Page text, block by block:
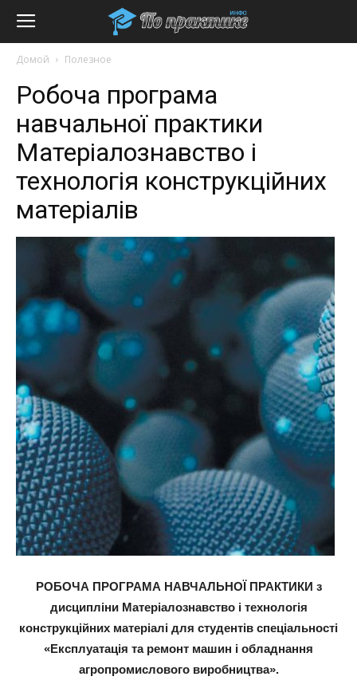
Домой Полезное
Робоча програма
навчальної практики
Матеріалознавство і
технологія конструкційних
матеріалів
РОБОЧА ПРОГРАМА НАВЧАЛЬНОЇ ПРАКТИКИ з
дисципліни Матеріалознавство і технологія
конструкційних матеріалі для студентів спеціальності
«Експлуатація та ремонт машин і обладнання
агропромислового виробництва».